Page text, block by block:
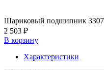
Шариковый подшипник
2 503 ₽
В корзину
Характеристики